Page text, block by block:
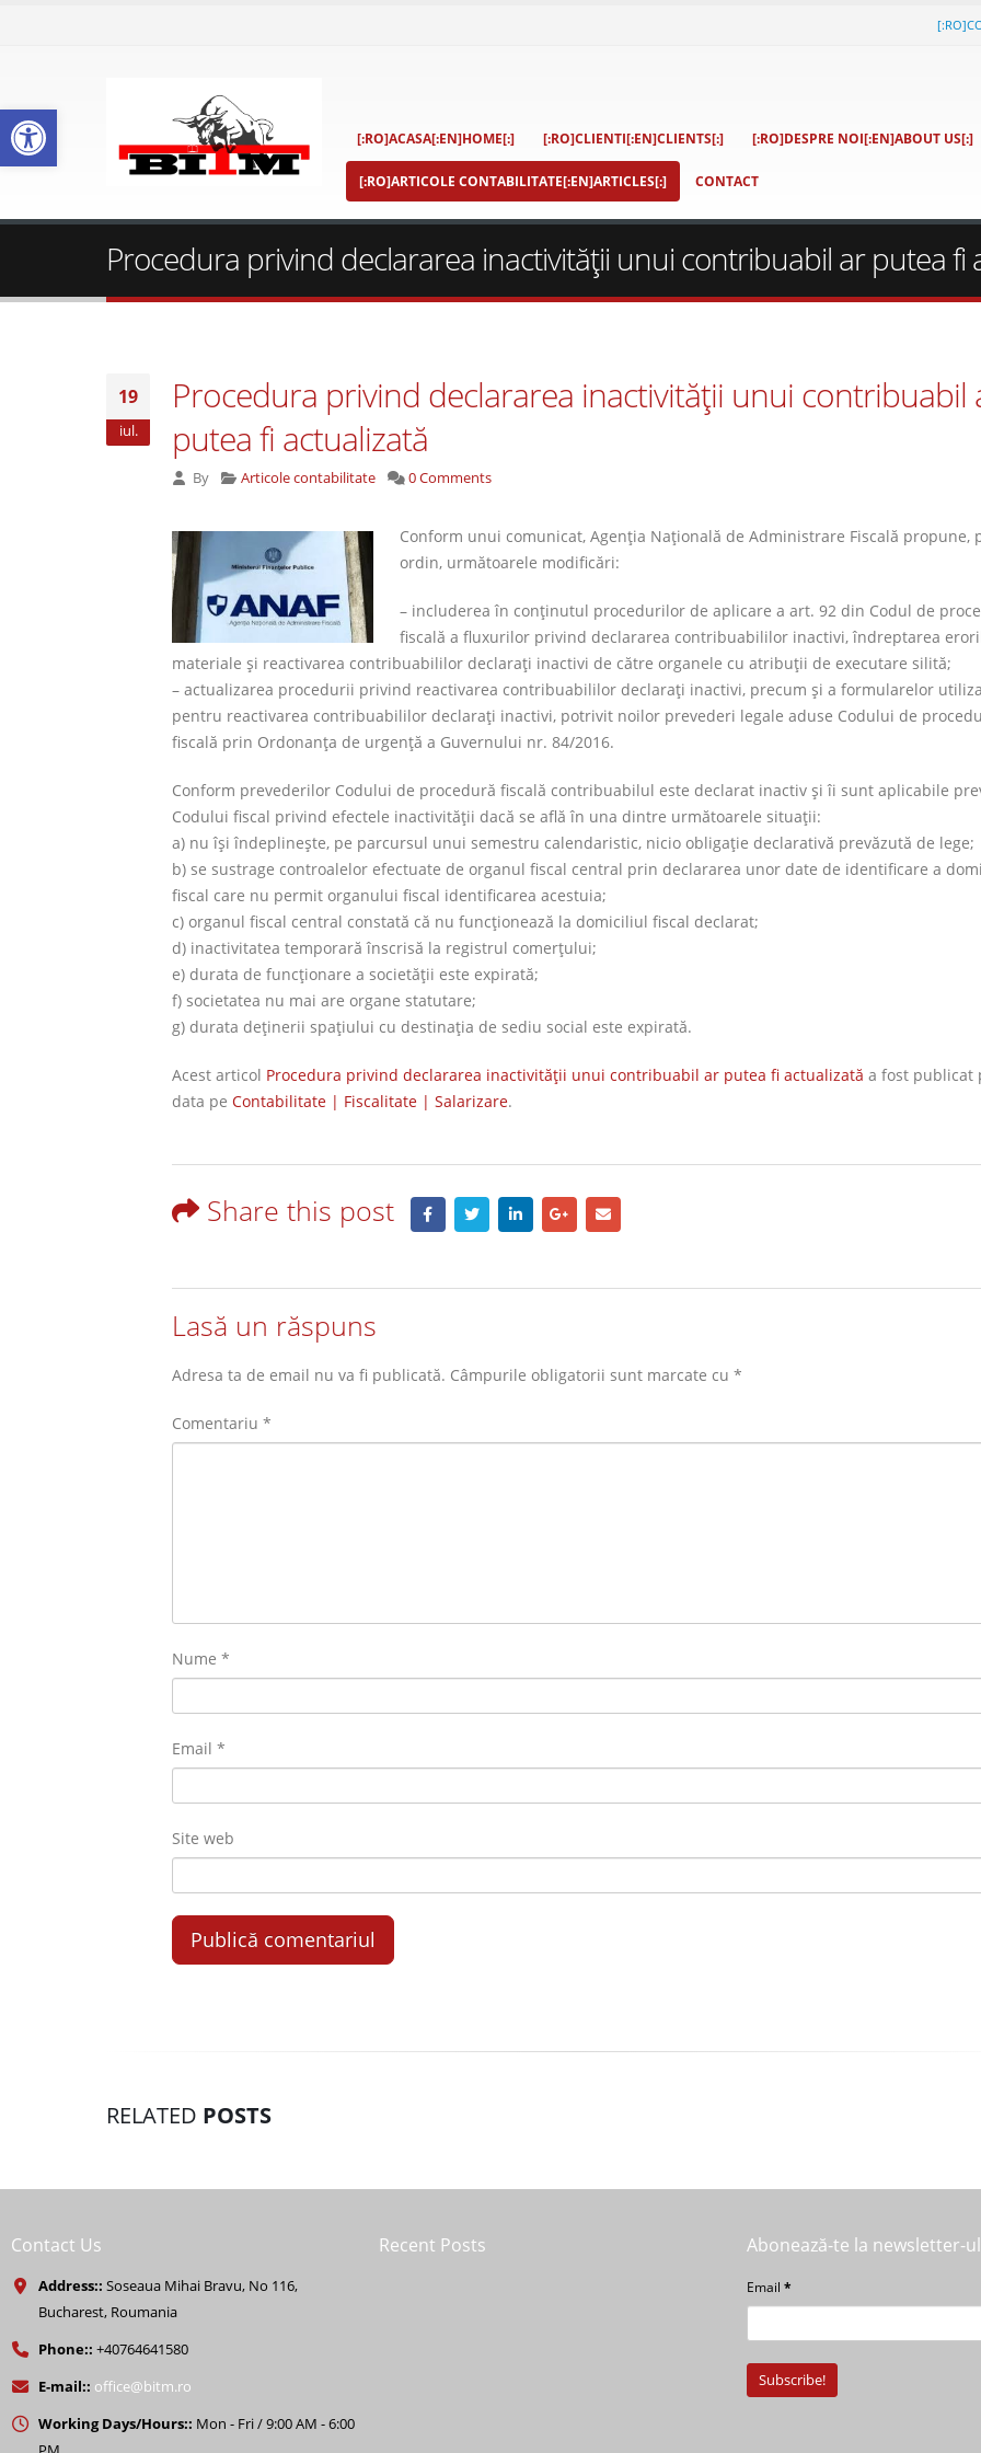
[:RO]ACASA[:EN]HOME[:] [:RO]CLIENTI[:EN]CLIENTS[:] [:RO]DESPRE NOI[:EN]ABOUT US[:]
[:RO]ARTICOLE CONTABILITATE[:EN]ARTICLES[:] CONTACT
Procedura privind declararea inactivităţii unui contribuabil ar putea fi
19
iul.
Procedura privind declararea inactivităţii unui contribuabil
putea fi actualizată
By Articole contabilitate 0 Comments
Conform unui comunicat, Agenţia Naţională de Administrare Fiscală propune,
ordin, următoarele modificări:
– includerea în conţinutul procedurilor de aplicare a art. 92 din Codul de
fiscală a fluxurilor privind declararea contribuabililor inactivi, îndreptarea
materiale şi reactivarea contribuabililor declaraţi inactivi de către organele cu atribuţii de executare silită;
– actualizarea procedurii privind reactivarea contribuabililor declaraţi inactivi, precum şi a formularelor
pentru reactivarea contribuabililor declaraţi inactivi, potrivit noilor prevederi legale aduse Codului de
fiscală prin Ordonanţa de urgenţă a Guvernului nr. 84/2016.
Conform prevederilor Codului de procedură fiscală contribuabilul este declarat inactiv şi îi sunt aplicabile
Codului fiscal privind efectele inactivităţii dacă se află în una dintre următoarele situaţii:
a) nu îşi îndeplineşte, pe parcursul unui semestru calendaristic, nicio obligaţie declarativă prevăzută de lege;
b) se sustrage controalelor efectuate de organul fiscal central prin declararea unor date de identificare a
fiscal care nu permit organului fiscal identificarea acestuia;
c) organul fiscal central constată că nu funcţionează la domiciliul fiscal declarat;
d) inactivitatea temporară înscrisă la registrul comerţului;
e) durata de funcţionare a societăţii este expirată;
f) societatea nu mai are organe statutare;
g) durata deţinerii spaţiului cu destinaţia de sediu social este expirată.
Acest articol Procedura privind declararea inactivităţii unui contribuabil ar putea fi actualizată a fost publicat
data pe Contabilitate | Fiscalitate | Salarizare.
Share this post
Lasă un răspuns
Adresa ta de email nu va fi publicată. Câmpurile obligatorii sunt marcate cu *
Comentariu *
Nume *
Email *
Site web
RELATED POSTS
Contact Us
Address:: Soseaua Mihai Bravu, No 116,
Bucharest, Roumania
Phone:: +40764641580
E-mail:: office@bitm.ro
Working Days/Hours:: Mon - Fri / 9:00 AM - 6:00
Recent Posts Abonează-te la newsletter-
Email *
Deschide bara de unelte